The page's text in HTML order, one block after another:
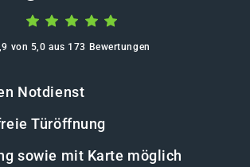
von 5,0 aus 173 Bewertungen
Notdienst
Türöffnung
sowie mit Karte möglich